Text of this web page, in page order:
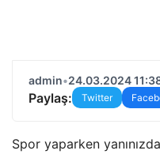
admin•24.03.2024
Paylaş: Twitter
Spor yaparken